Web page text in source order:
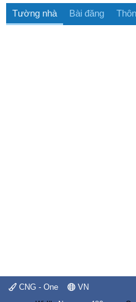
Tường nhà Bài đăng
CNG - One VN